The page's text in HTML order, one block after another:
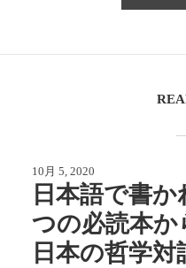
10月 5, 2020
日本語で書
つの必読本か
日本の哲学